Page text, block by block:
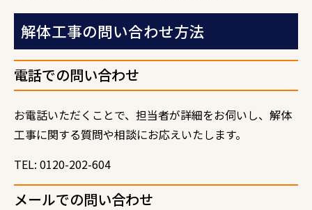
解体工事の問い合わせ方法
電話での問い合わせ
お電話いただくことで、担当者が詳細をお伺いし、解体
工事に関する質問や相談にお応えいたします。
TEL: 0120-202-604
メールでの問い合わせ